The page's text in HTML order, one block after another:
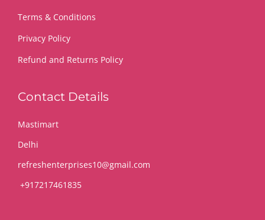
Terms & Conditions
Privacy Policy
Refund and Returns Policy
Contact Details
Mastimart
Delhi
refreshenterprises10@gmail.com
+917217461835